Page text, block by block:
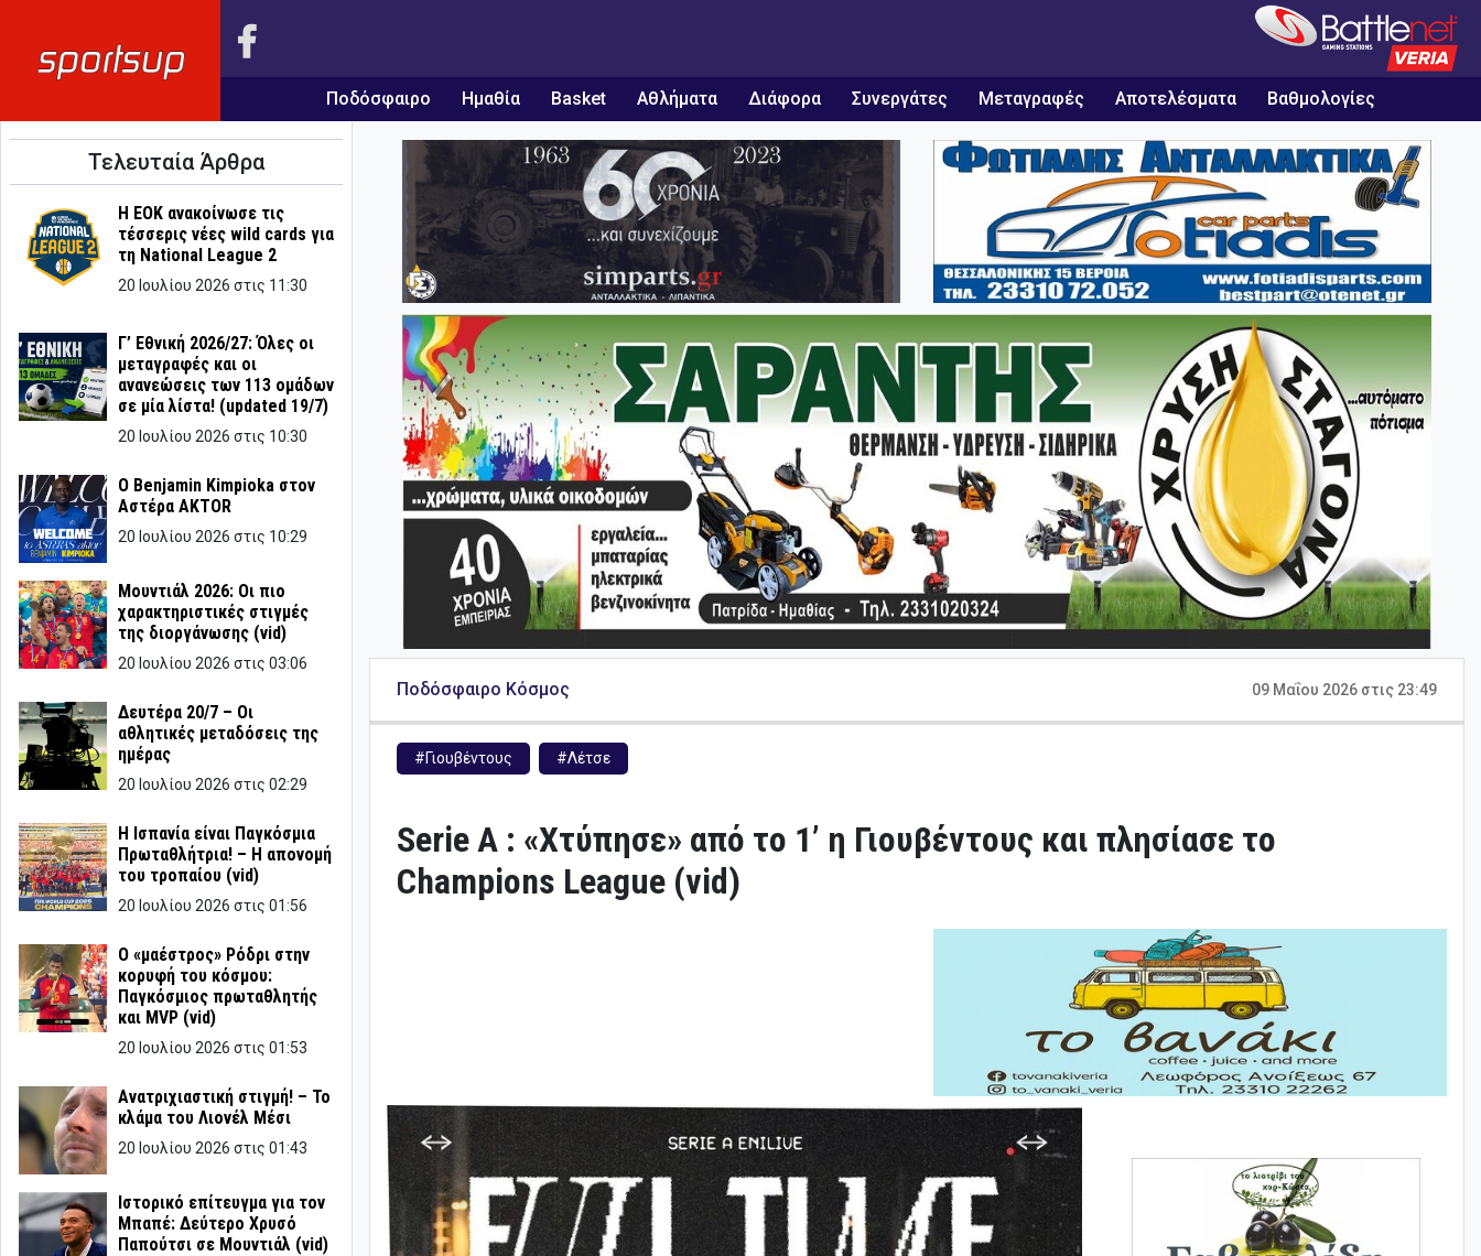
Ποδόσφαιρο Ημαθία Basket Αθλήματα Διάφορα Συνεργάτες Μεταγραφές Αποτελέσματα Βαθμολογίες
Τελευταία Άρθρα
Η ΕΟΚ ανακοίνωσε τις
τέσσερις νέες wild cards για
τη National League 2
20 Ιουλίου 2026 στις 11:30
Γ’ Εθνική 2026/27: Όλες οι
μεταγραφές και οι
ανανεώσεις των 113 ομάδων
σε μία λίστα! (updated 19/7)
20 Ιουλίου 2026 στις 10:30
Ο Benjamin Kimpioka στον
Αστέρα AKTOR
20 Ιουλίου 2026 στις 10:29
Μουντιάλ 2026: Οι πιο
χαρακτηριστικές στιγμές
της διοργάνωσης (vid)
20 Ιουλίου 2026 στις 03:06
Δευτέρα 20/7 – Οι
αθλητικές μεταδόσεις της
ημέρας
20 Ιουλίου 2026 στις 02:29
Η Ισπανία είναι Παγκόσμια
Πρωταθλήτρια! – Η απονομή
του τροπαίου (vid)
20 Ιουλίου 2026 στις 01:56
Ο «μαέστρος» Ρόδρι στην
κορυφή του κόσμου:
Παγκόσμιος πρωταθλητής
και MVP (vid)
20 Ιουλίου 2026 στις 01:53
Ανατριχιαστική στιγμή! – Το
κλάμα του Λιονέλ Μέσι
20 Ιουλίου 2026 στις 01:43
Ιστορικό επίτευγμα για τον
Μπαπέ: Δεύτερο Χρυσό
Παπούτσι σε Μουντιάλ (vid)
Ποδόσφαιρο Κόσμος 09 Μαΐου 2026 στις 23:49
#Γιουβέντους #Λέτσε
Serie A : «Χτύπησε» από το 1’ η Γιουβέντους και πλησίασε το
Champions League (vid)